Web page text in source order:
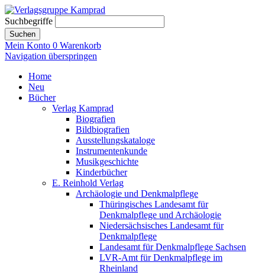
Suchbegriffe
Suchen
Mein Konto 0 Warenkorb
Navigation überspringen
Home
Neu
Bücher
Verlag Kamprad
Biografien
Bildbiografien
Ausstellungskataloge
Instrumentenkunde
Musikgeschichte
Kinderbücher
E. Reinhold Verlag
Archäologie und Denkmalpflege
Thüringisches Landesamt für
Denkmalpflege und Archäologie
Niedersächsisches Landesamt für
Denkmalpflege
Landesamt für Denkmalpflege Sachsen
LVR-Amt für Denkmalpflege im
Rheinland